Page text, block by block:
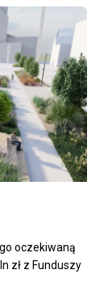
oczekiwaną
zł z Funduszy